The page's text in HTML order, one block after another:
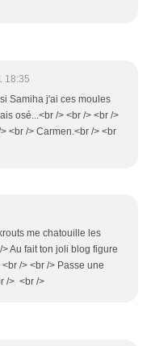
18:35
Samiha j'ai ces moules
osé...<br /> <br /> <br />
<br /> Carmen.<br /> <br
me chatouille les
Au fait ton joli blog figure
/> <br /> Passe une
/> <br />